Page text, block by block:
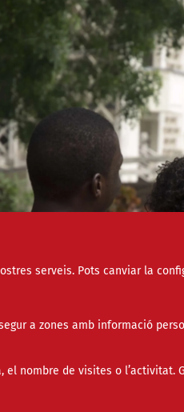
serveis. Pots canviar la
a zones amb informació
nombre de visites o